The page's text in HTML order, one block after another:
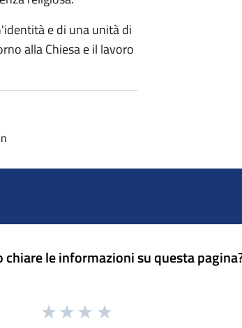
e di una unità di
alla Chiesa e il lavoro
chiare le informazioni su questa